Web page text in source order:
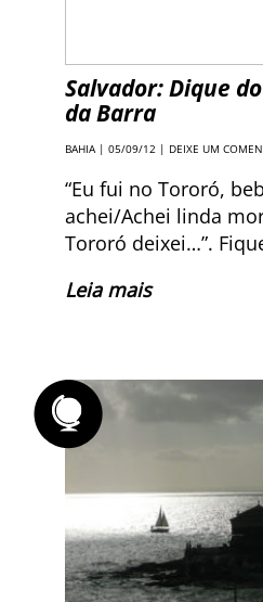
Salvador: Dique
da Barra
BAHIA| 05/09/12 | DEIXE UM
“Eu fui no Tororó,
achei/Achei linda
Tororó deixei…”.
Leia mais